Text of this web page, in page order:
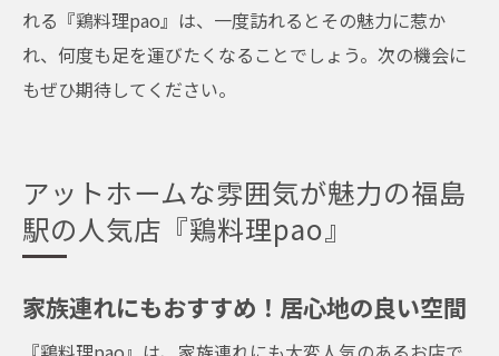
れる『鶏料理pao』は、一度訪れるとその魅力に惹か
れ、何度も足を運びたくなることでしょう。次の機会に
もぜひ期待してください。
アットホームな雰囲気が魅力の福島
駅の人気店『鶏料理pao』
家族連れにもおすすめ！居心地の良い空間